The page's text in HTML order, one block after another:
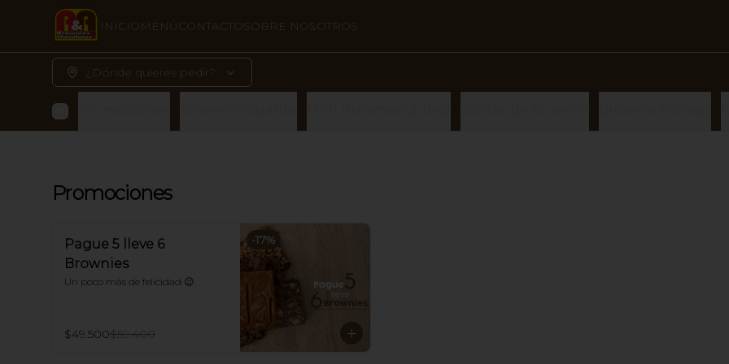
INICIO MENÚ CONTACTO SOBRE NOSOTROS
¿Dónde quieres pedir?
Promociones
-17%
Pague 5 lleve 6
Brownies
Un poco más de felicidad 😉
$49.500$59.400